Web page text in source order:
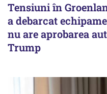
Tensiuni în
a debarcat
nu are aprobarea
Trump